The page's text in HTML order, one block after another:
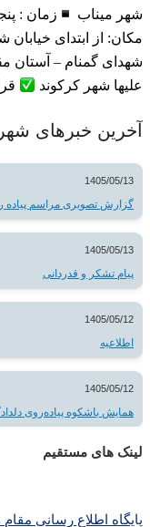
شهر میناب
زمان :
مکان: از ابتدای خیابان
شهدای گمنام – آستان
علیها شهر کرکوند
آخرین خبرهای شهر
1405/05/13
گزارش تصویری مراسم پیاده
1405/05/13
پیام تشکر و قدردانی
1405/05/12
اطلاعیه
1405/05/12
همایش باشکوه پیاده‌روی
لینک های مستقیم
پایگاه اطلاع رسانی